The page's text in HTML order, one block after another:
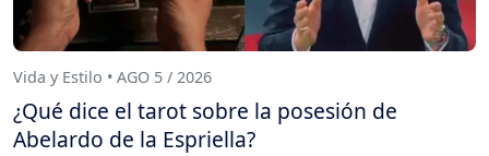
Vida y Estilo • AGO 5 / 2026
¿Qué dice el tarot sobre la posesión de
Abelardo de la Espriella?